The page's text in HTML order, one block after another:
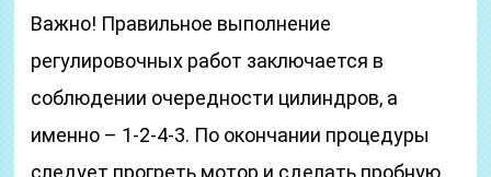
Важно! Правильное выполнение
регулировочных работ заключается в
соблюдении очередности цилиндров, а
именно – 1-2-4-3. По окончании процедуры
следует прогреть мотор и сделать пробную